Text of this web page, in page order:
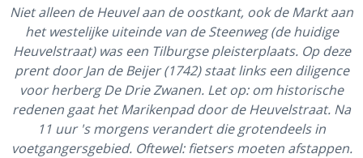
Niet alleen de Heuvel aan de oostkant, ook de Markt aan
het westelijke uiteinde van de Steenweg (de huidige
Heuvelstraat) was een Tilburgse pleisterplaats. Op deze
prent door Jan de Beijer (1742) staat links een diligence
voor herberg De Drie Zwanen. Let op: om historische
redenen gaat het Marikenpad door de Heuvelstraat. Na
11 uur 's morgens verandert die grotendeels in
voetgangersgebied. Oftewel: fietsers moeten afstappen.